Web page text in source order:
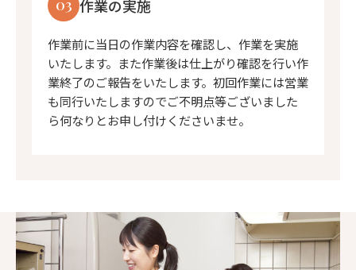
作業の実施
作業前に当日の作業内容を確認し、作業を実施
いたします。また作業後は仕上がり確認を行い作
業終了のご報告をいたします。初回作業には営業
も同行いたしますのでご不明点等ございました
ら何なりとお申し付けくださいませ。